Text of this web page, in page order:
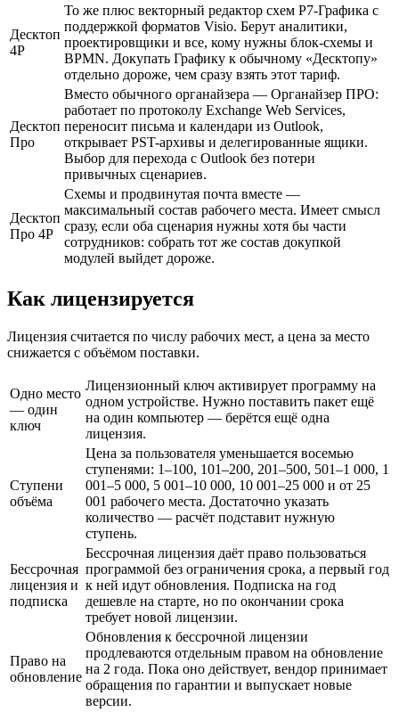
Десктоп
4Р
То же плюс векторный редактор схем Р7-Графика с
поддержкой форматов Visio. Берут аналитики,
проектировщики и все, кому нужны блок-схемы и
BPMN. Докупать Графику к обычному «Десктопу»
отдельно дороже, чем сразу взять этот тариф.
Десктоп
Про
Вместо обычного органайзера — Органайзер ПРО:
работает по протоколу Exchange Web Services,
переносит письма и календари из Outlook,
открывает PST-архивы и делегированные ящики.
Выбор для перехода с Outlook без потери
привычных сценариев.
Десктоп
Про 4Р
Схемы и продвинутая почта вместе —
максимальный состав рабочего места. Имеет смысл
сразу, если оба сценария нужны хотя бы части
сотрудников: собрать тот же состав докупкой
модулей выйдет дороже.
Как лицензируется
Лицензия считается по числу рабочих мест, а цена за место
снижается с объёмом поставки.
Одно место
— один
ключ
Лицензионный ключ активирует программу на
одном устройстве. Нужно поставить пакет ещё
на один компьютер — берётся ещё одна
лицензия.
Ступени
объёма
Цена за пользователя уменьшается восемью
ступенями: 1–100, 101–200, 201–500, 501–1 000, 1
001–5 000, 5 001–10 000, 10 001–25 000 и от 25
001 рабочего места. Достаточно указать
количество — расчёт подставит нужную
ступень.
Бессрочная
лицензия и
подписка
Бессрочная лицензия даёт право пользоваться
программой без ограничения срока, а первый год
к ней идут обновления. Подписка на год
дешевле на старте, но по окончании срока
требует новой лицензии.
Право на
обновление
Обновления к бессрочной лицензии
продлеваются отдельным правом на обновление
на 2 года. Пока оно действует, вендор принимает
обращения по гарантии и выпускает новые
версии.